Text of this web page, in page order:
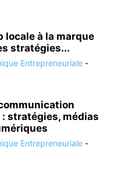
locale à la marque
stratégies...
Entrepreneuriale -
: stratégies, médias
Entrepreneuriale -